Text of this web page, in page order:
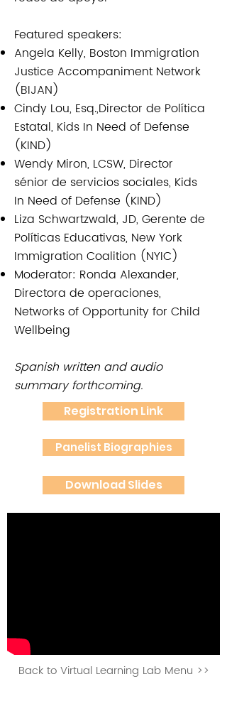
Featured speakers:​​
Angela Kelly, Boston Immigration
Justice Accompaniment Network
(BIJAN)
Cindy Lou, Esq.,Director de Política
Estatal, Kids In Need of Defense
(KIND)
Wendy Miron, LCSW, Director
sénior de servicios sociales, Kids
In Need of Defense (KIND)
Liza Schwartzwald, JD, Gerente de
Políticas Educativas, New York
Immigration Coalition (NYIC)
Moderator: Ronda Alexander,
Directora de operaciones,
Networks of Opportunity for Child
Wellbeing
Spanish written and audio
summary forthcoming.
Registration Link
Panelist Biographies
Download Slides
Back to Virtual Learning Lab Menu >>